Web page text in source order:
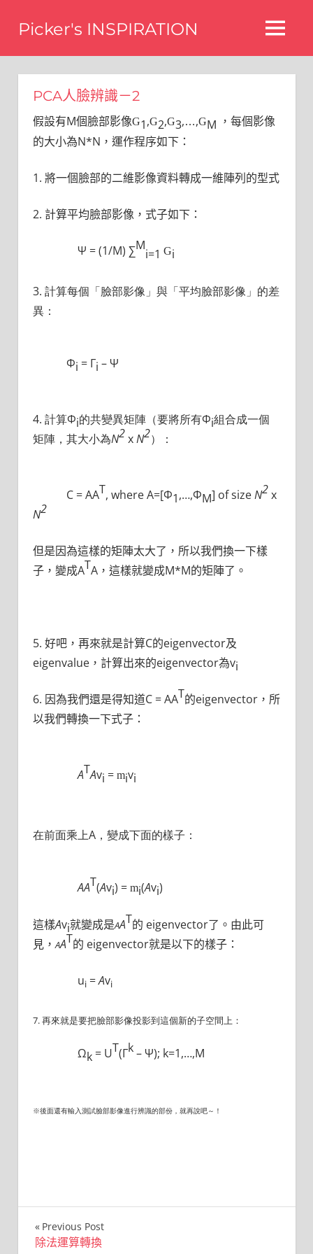
Picker's INSPIRATION MENU
PCA人臉辨識－2
假設有M個臉部影像G1,G2,G3,…,GM ，每個影像
的大小為N*N，運作程序如下：
1. 將一個臉部的二維影像資料轉成一維陣列的型式
2. 計算平均臉部影像，式子如下：
Ψ = (1/M) ∑M
i=1 Gi
3. 計算每個「臉部影像」與「平均臉部影像」的差
異：
Φi = Γi – Ψ
4. 計算Φi的共變異矩陣（要將所有Φi組合成一個
矩陣，其大小為N2xN2）：
C = AAT, where A=[Φ1,…,ΦM] of sizeN2x
N2
但是因為這樣的矩陣太大了，所以我們換一下樣
子，變成ATA，這樣就變成M*M的矩陣了。
5. 好吧，再來就是計算C的eigenvector及
eigenvalue，計算出來的eigenvector為vi
6. 因為我們還是得知道C = AAT的eigenvector，所
以我們轉換一下式子：
ATAvi = mivi
在前面乘上A，變成下面的樣子：
AAT(Avi) = mi(Avi)
這樣Avi就變成是AAT的 eigenvector了。由此可
見，AAT的 eigenvector就是以下的樣子：
ui =Avi
7. 再來就是要把臉部影像投影到這個新的子空間上：
Ωk = UT(Γk– Ψ); k=1,…,M
※後面還有輸入測試臉部影像進行辨識的部份，就再說吧～！
文
Previous Post
除法運算轉換